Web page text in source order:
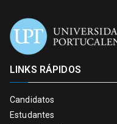
LINKS RÁPIDOS
Candidatos
Estudantes